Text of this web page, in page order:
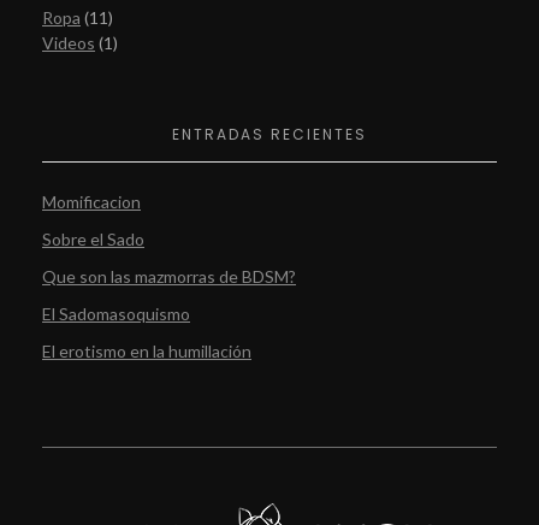
Ropa 11
Videos 1
ENTRADAS RECIENTES
Momificacion
Sobre el Sado
Que son las mazmorras de BDSM?
El Sadomasoquismo
El erotismo en la humillación